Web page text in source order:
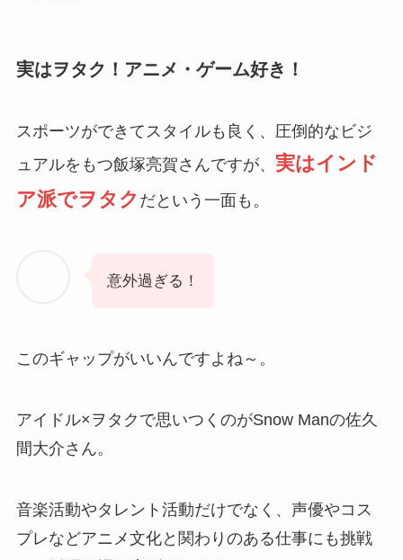
実はヲタク！アニメ・ゲーム好き！
スポーツができてスタイルも良く、圧倒的なビジ
ュアルをもつ飯塚亮賀さんですが、 実はインド
ア派でヲタク だという一面も。
意外過ぎる！
このギャップがいいんですよね～。
アイドル×ヲタクで思いつくのがSnow Manの佐久
間大介さん。
音楽活動やタレント活動だけでなく、声優やコス
プレなどアニメ文化と関わりのある仕事にも挑戦